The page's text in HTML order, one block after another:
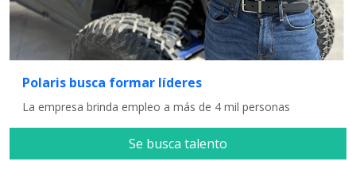
Polaris busca formar líderes
La empresa brinda empleo a más de 4 mil personas
Se busca talento